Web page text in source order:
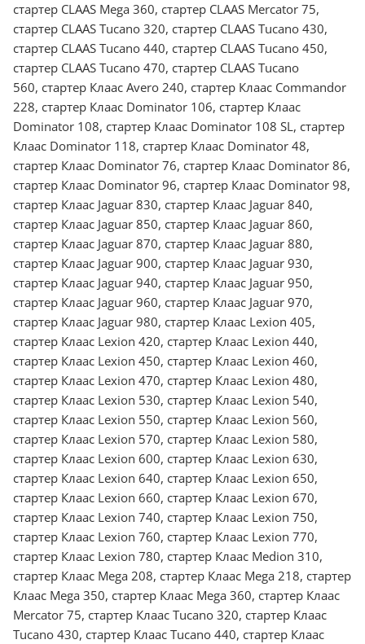
стартер CLAAS Mega 360, стартер CLAAS Mercator 75,
стартер CLAAS Tucano 320, стартер CLAAS Tucano 430,
стартер CLAAS Tucano 440, стартер CLAAS Tucano 450,
стартер CLAAS Tucano 470, стартер CLAAS Tucano
560, стартер Клаас Avero 240, стартер Клаас Commandor
228, стартер Клаас Dominator 106, стартер Клаас
Dominator 108, стартер Клаас Dominator 108 SL, стартер
Клаас Dominator 118, стартер Клаас Dominator 48,
стартер Клаас Dominator 76, стартер Клаас Dominator 86,
стартер Клаас Dominator 96, стартер Клаас Dominator 98,
стартер Клаас Jaguar 830, стартер Клаас Jaguar 840,
стартер Клаас Jaguar 850, стартер Клаас Jaguar 860,
стартер Клаас Jaguar 870, стартер Клаас Jaguar 880,
стартер Клаас Jaguar 900, стартер Клаас Jaguar 930,
стартер Клаас Jaguar 940, стартер Клаас Jaguar 950,
стартер Клаас Jaguar 960, стартер Клаас Jaguar 970,
стартер Клаас Jaguar 980, стартер Клаас Lexion 405,
стартер Клаас Lexion 420, стартер Клаас Lexion 440,
стартер Клаас Lexion 450, стартер Клаас Lexion 460,
стартер Клаас Lexion 470, стартер Клаас Lexion 480,
стартер Клаас Lexion 530, стартер Клаас Lexion 540,
стартер Клаас Lexion 550, стартер Клаас Lexion 560,
стартер Клаас Lexion 570, стартер Клаас Lexion 580,
стартер Клаас Lexion 600, стартер Клаас Lexion 630,
стартер Клаас Lexion 640, стартер Клаас Lexion 650,
стартер Клаас Lexion 660, стартер Клаас Lexion 670,
стартер Клаас Lexion 740, стартер Клаас Lexion 750,
стартер Клаас Lexion 760, стартер Клаас Lexion 770,
стартер Клаас Lexion 780, стартер Клаас Medion 310,
стартер Клаас Mega 208, стартер Клаас Mega 218, стартер
Клаас Mega 350, стартер Клаас Mega 360, стартер Клаас
Mercator 75, стартер Клаас Tucano 320, стартер Клаас
Tucano 430, стартер Клаас Tucano 440, стартер Клаас